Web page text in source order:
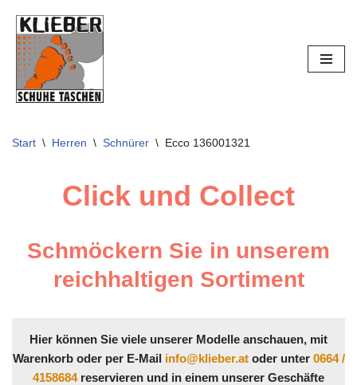
Zum
Inhalt
springen
Start \ Herren \ Schnürer \ Ecco 136001321
Click und Collect
Schmöckern Sie in unserem
reichhaltigen Sortiment
Hier können Sie viele unserer Modelle anschauen, mit
Warenkorb oder per E-Mail info@klieber.atoder unter 0664 /
4158684reservieren und in einem unserer Geschäfte